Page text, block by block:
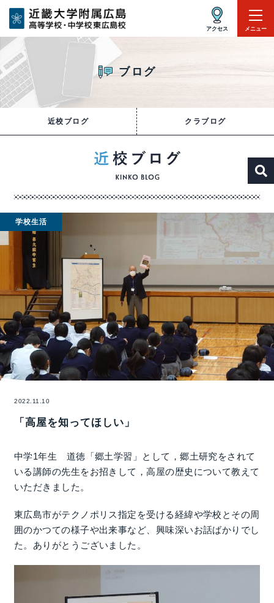
アクセス
ブログ
近校ブログ クラブログ
学校生活
2022.11.10
「高屋を知ってほしい」
中学1年生 道徳「郷土学習」として，郷土研究をされて
いる講師の先生をお招きして，高屋の歴史について教えて
いただきました。
東広島市がテクノポリス指定を受ける経緯や学校とその周
囲のかつての様子や出来事など、興味深いお話ばかりでし
た。ありがとうございました。
メニュー